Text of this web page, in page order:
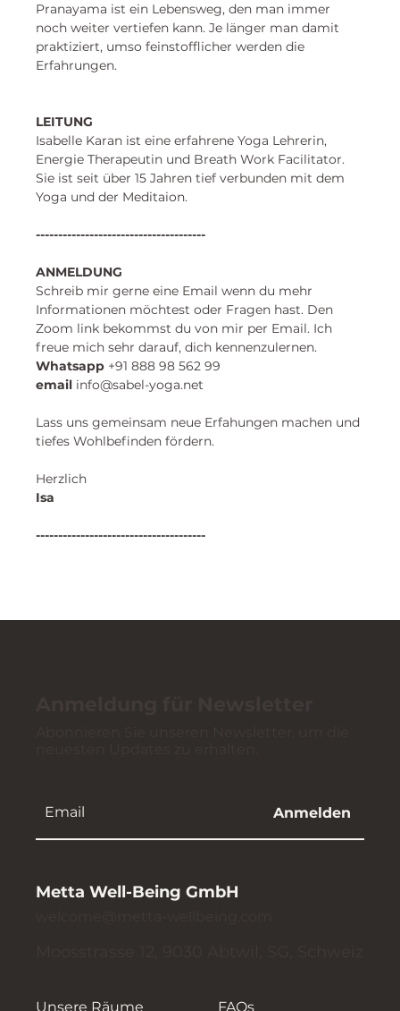
Pranayama ist ein Lebensweg, den man immer
noch weiter vertiefen kann. Je länger man damit
praktiziert, umso feinstofflicher werden die
Erfahrungen.
LEITUNG
Isabelle Karan ist eine erfahrene Yoga Lehrerin,
Energie Therapeutin und Breath Work Facilitator.
Sie ist seit über 15 Jahren tief verbunden mit dem
Yoga und der Meditaion.
--------------------------------------
ANMELDUNG
Schreib mir gerne eine Email wenn du mehr
Informationen möchtest oder Fragen hast. Den
Zoom link bekommst du von mir per Email. Ich
freue mich sehr darauf, dich kennenzulernen.
​Whatsapp +91 888 98 562 99
email info@sabel-yoga.net
Lass uns gemeinsam neue Erfahungen machen und
tiefes Wohlbefinden fördern.
Herzlich
Isa
--------------------------------------
Anmelden
Metta Well-Being GmbH
Unsere Räume FAQs